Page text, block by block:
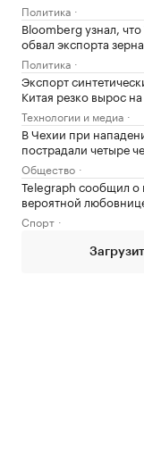
Политика
Bloomberg узнал,
обвал экспорта зерна
Политика
Экспорт
Китая резко вырос
Технологии и медиа
В Чехии при
пострадали четыре
Общество
Telegraph сообщил о
вероятной
Спорт